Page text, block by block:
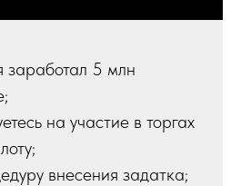
заработал 5 млн
на участие в торгах
внесения задатка;